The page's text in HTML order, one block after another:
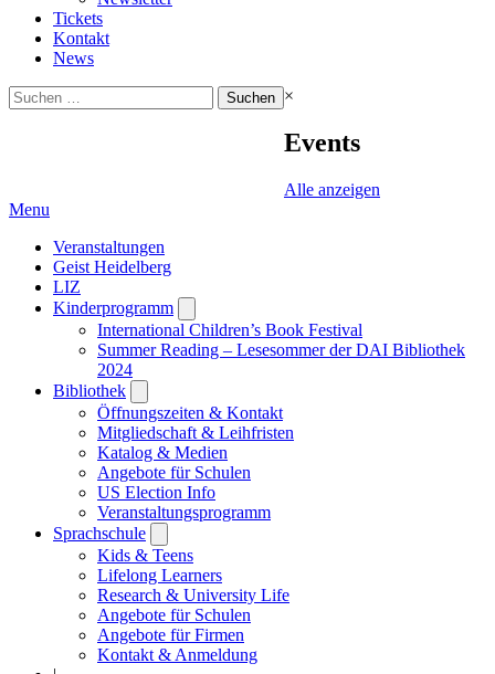
Tickets
Kontakt
News
Suchen
nach:
×
Events
Alle anzeigen
Menu
Veranstaltungen
Geist Heidelberg
LIZ
Kinderprogramm
submenu
International Children’s Book Festival
Summer Reading – Lesesommer der DAI Bibliothek
2024
Bibliothek
submenu
Öffnungszeiten & Kontakt
Mitgliedschaft & Leihfristen
Katalog & Medien
Angebote für Schulen
US Election Info
Veranstaltungsprogramm
Sprachschule
submenu
Kids & Teens
Lifelong Learners
Research & University Life
Angebote für Schulen
Angebote für Firmen
Kontakt & Anmeldung